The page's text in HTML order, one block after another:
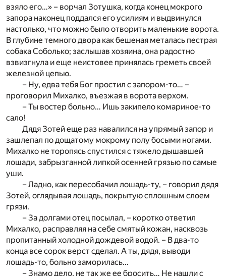
взяло его…» – ворчал Зотушка, когда конец мокрого
запора наконец поддался его усилиям и выдвинулся
настолько, что можно было отворить маленькие ворота.
В глубине темного двора как бешеная металась пестрая
собака Соболько; заслышав хозяина, она радостно
взвизгнула и еще неистовее принялась греметь своей
железной цепью.
– Ну, едва тебя Бог простил с запором-то… –
проговорил Михалко, въезжая в ворота верхом.
– Ты востер больно… Ишь закипело комариное-то
сало!
Дядя Зотей еще раз навалился на упрямый запор и
зашлепал по дощатому мокрому полу босыми ногами.
Михалко не торопясь спустился с тяжело дышавшей
лошади, забрызганной липкой осенней грязью по самые
уши.
– Ладно, как пересобачил лошадь-ту, – говорил дядя
Зотей, оглядывая лошадь, покрытую сплошным слоем
грязи.
– За долгами отец посылал, – коротко ответил
Михалко, расправляя на себе смятый кожан, насквозь
пропитанный холодной дождевой водой. – В два-то
конца все сорок верст сделал. А ты, дядя, выводи
лошадь-то, больно заморилась…
– Знамо дело, не так же ее бросить… Не нашли с